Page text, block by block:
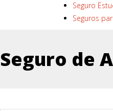
Seguro
Seguros
Seguro de